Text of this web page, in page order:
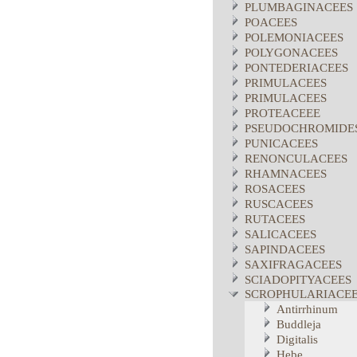
PLUMBAGINACEES
POACEES
POLEMONIACEES
POLYGONACEES
PONTEDERIACEES
PRIMULACEES
PRIMULACEES
PROTEACEEE
PUNICACEES
RENONCULACEES
RHAMNACEES
ROSACEES
RUSCACEES
RUTACEES
SALICACEES
SAPINDACEES
SAXIFRAGACEES
SCIADOPITYACEES
Antirrhinum
Buddleja
Digitalis